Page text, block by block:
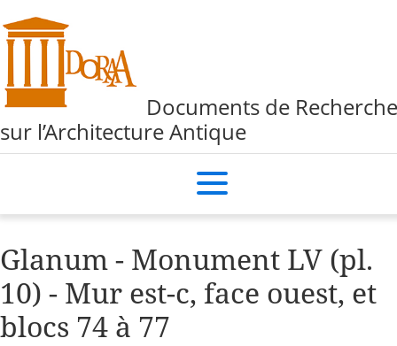
Documents de Recherche
sur l’Architecture Antique
Glanum - Monument LV (pl.
10) - Mur est-c, face ouest, et
blocs 74 à 77